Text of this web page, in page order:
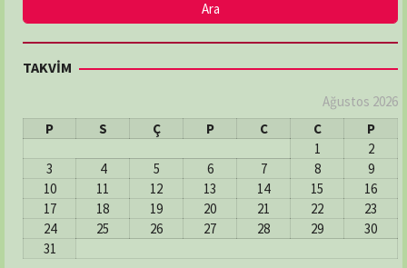
TAKVİM
Ağustos 2026
P
S Ç P C C
P
1
2
3
4 5 6 7 8
9
10
11 12 13 14 15
16
17
18 19 20 21 22
23
24
25 26 27 28 29
30
31